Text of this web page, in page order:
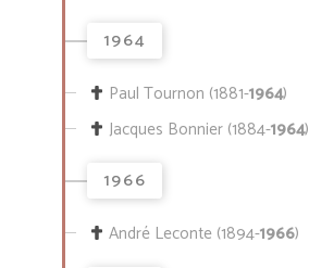
1964
Paul Tournon (1881-1964)
Jacques Bonnier (1884-1964)
1966
André Leconte (1894-1966)